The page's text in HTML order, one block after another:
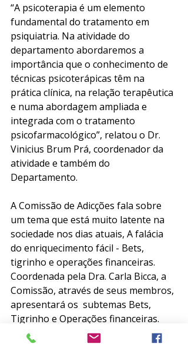
“A psicoterapia é um elemento
fundamental do tratamento em
psiquiatria. Na atividade do
departamento abordaremos a
importância que o conhecimento de
técnicas psicoterápicas têm na
prática clínica, na relação terapêutica
e numa abordagem ampliada e
integrada com o tratamento
psicofarmacológico”, relatou o Dr.
Vinicius Brum Prá, coordenador da
atividade e também do
Departamento.
A Comissão de Adicções fala sobre
um tema que está muito latente na
sociedade nos dias atuais, A falácia
do enriquecimento fácil - Bets,
tigrinho e operações financeiras.
Coordenada pela Dra. Carla Bicca, a
Comissão, através de seus membros,
apresentará os  subtemas Bets,
Tigrinho e Operações financeiras.
Esta é uma oportunidade imperdível